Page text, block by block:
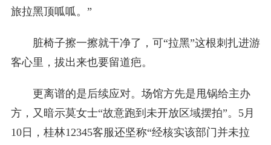
旅拉黑顶呱呱。”
脏椅子擦一擦就干净了，可“拉黑”这根刺扎进游
客心里，拔出来也要留道疤。
更离谱的是后续应对。场馆方先是甩锅给主办
方，又暗示莫女士“故意跑到未开放区域摆拍”。5月
10日，桂林12345客服还坚称“经核实该部门并未拉